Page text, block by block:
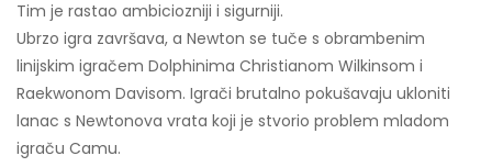
Tim je rastao ambiciozniji i sigurniji.
Ubrzo igra završava, a Newton se tuče s obrambenim
linijskim igračem Dolphinima Christianom Wilkinsom i
Raekwonom Davisom. Igrači brutalno pokušavaju ukloniti
lanac s Newtonova vrata koji je stvorio problem mladom
igraču Camu.